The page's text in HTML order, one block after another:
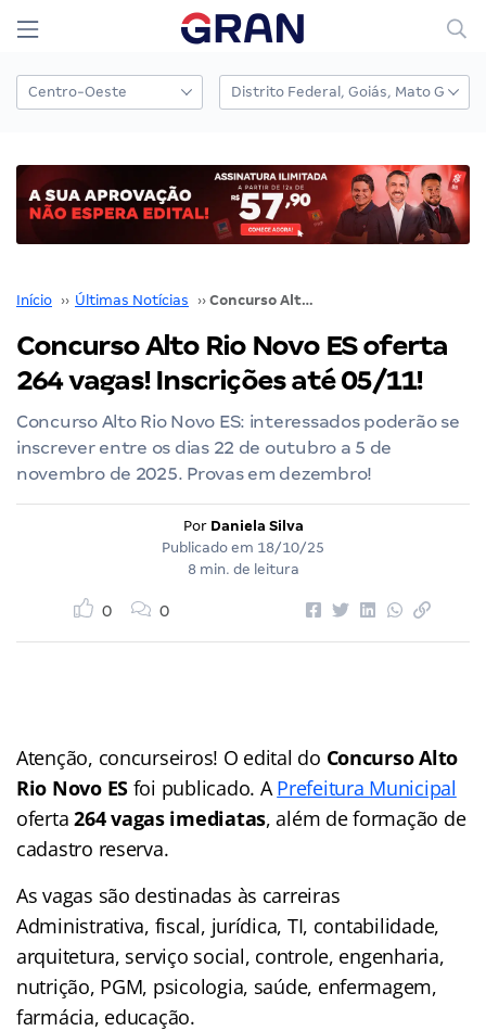
Início ›› Últimas Notícias ›› Concurso Alto Rio Novo ES oferta 264 vagas! Inscrições até 05/11!
Concurso Alto Rio Novo ES oferta
264 vagas! Inscrições até 05/11!
Concurso Alto Rio Novo ES: interessados poderão se
inscrever entre os dias 22 de outubro a 5 de
novembro de 2025. Provas em dezembro!
Por Daniela Silva
Publicado em 18/10/25
8 min. de leitura
0 0
Atenção, concurseiros! O edital do Concurso Alto
Rio Novo ES foi publicado. APrefeitura Municipal
oferta264 vagas imediatas, além de formação de
cadastro reserva.
As vagas são destinadas às carreiras
Administrativa, fiscal, jurídica, TI, contabilidade,
arquitetura, serviço social, controle, engenharia,
nutrição, PGM, psicologia, saúde, enfermagem,
farmácia, educação.